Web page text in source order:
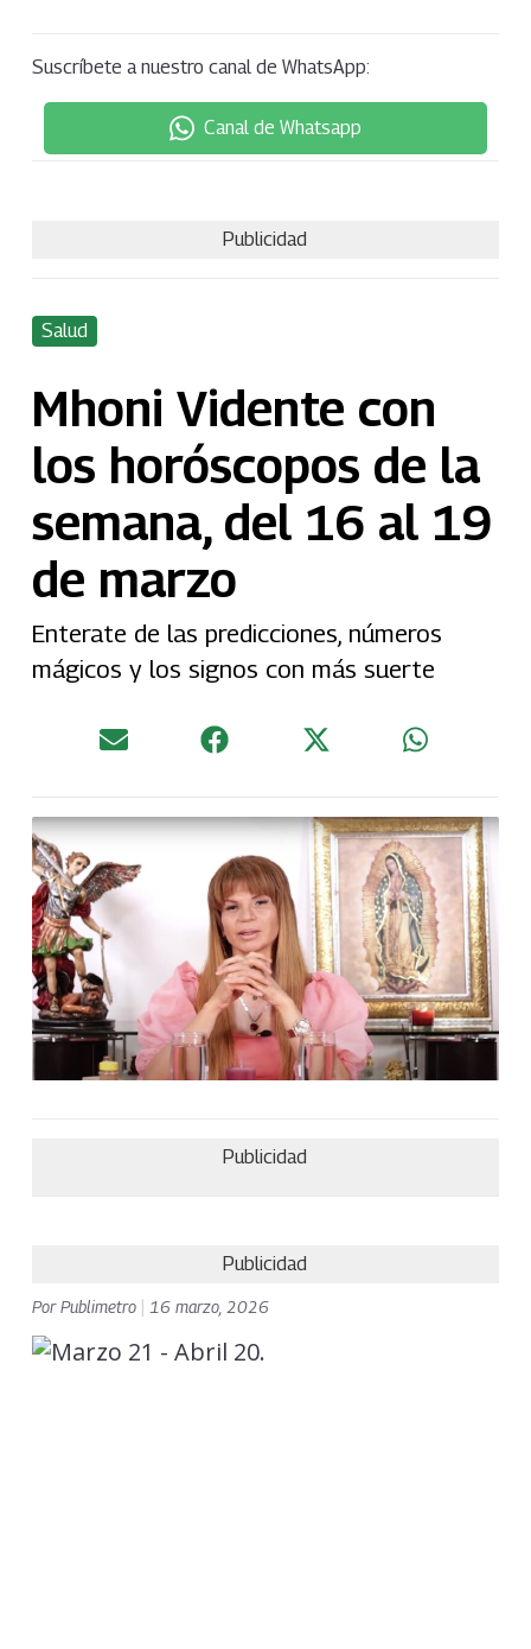
Suscríbete a nuestro canal de WhatsApp:
Canal de Whatsapp
Publicidad
Salud
Mhoni Vidente con
los horóscopos de la
semana, del 16 al 19
de marzo
Enterate de las predicciones, números
mágicos y los signos con más suerte
Publicidad
Publicidad
PorPublimetro 16 marzo, 2026